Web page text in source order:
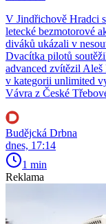
V Jindřichově Hradci
letecké bezmotorové
diváků ukázali v
Dvacítka pilotů
advanced zvítězil Aleš
v kategorii unlimited
Vávra z České
Budějcká Drbna
dnes, 17:14
1 min
Reklama